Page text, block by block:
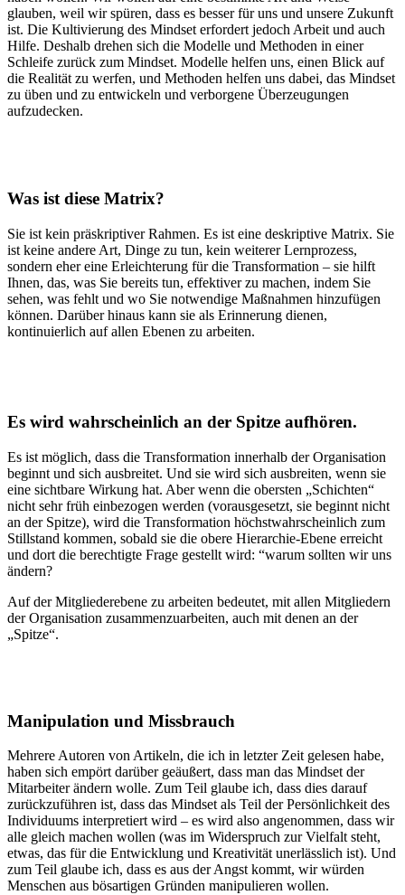
glauben, weil wir spüren, dass es besser für uns und unsere Zukunft
ist. Die Kultivierung des Mindset erfordert jedoch Arbeit und auch
Hilfe. Deshalb drehen sich die Modelle und Methoden in einer
Schleife zurück zum Mindset. Modelle helfen uns, einen Blick auf
die Realität zu werfen, und Methoden helfen uns dabei, das Mindset
zu üben und zu entwickeln und verborgene Überzeugungen
aufzudecken.
Was ist diese Matrix?
Sie ist kein präskriptiver Rahmen. Es ist eine deskriptive Matrix. Sie
ist keine andere Art, Dinge zu tun, kein weiterer Lernprozess,
sondern eher eine Erleichterung für die Transformation – sie hilft
Ihnen, das, was Sie bereits tun, effektiver zu machen, indem Sie
sehen, was fehlt und wo Sie notwendige Maßnahmen hinzufügen
können. Darüber hinaus kann sie als Erinnerung dienen,
kontinuierlich auf allen Ebenen zu arbeiten.
Es wird wahrscheinlich an der Spitze aufhören.
Es ist möglich, dass die Transformation innerhalb der Organisation
beginnt und sich ausbreitet. Und sie wird sich ausbreiten, wenn sie
eine sichtbare Wirkung hat. Aber wenn die obersten „Schichten“
nicht sehr früh einbezogen werden (vorausgesetzt, sie beginnt nicht
an der Spitze), wird die Transformation höchstwahrscheinlich zum
Stillstand kommen, sobald sie die obere Hierarchie-Ebene erreicht
und dort die berechtigte Frage gestellt wird: “warum sollten wir uns
ändern?
Auf der Mitgliederebene zu arbeiten bedeutet, mit allen Mitgliedern
der Organisation zusammenzuarbeiten, auch mit denen an der
„Spitze“.
Manipulation und Missbrauch
Mehrere Autoren von Artikeln, die ich in letzter Zeit gelesen habe,
haben sich empört darüber geäußert, dass man das Mindset der
Mitarbeiter ändern wolle. Zum Teil glaube ich, dass dies darauf
zurückzuführen ist, dass das Mindset als Teil der Persönlichkeit des
Individuums interpretiert wird – es wird also angenommen, dass wir
alle gleich machen wollen (was im Widerspruch zur Vielfalt steht,
etwas, das für die Entwicklung und Kreativität unerlässlich ist). Und
zum Teil glaube ich, dass es aus der Angst kommt, wir würden
Menschen aus bösartigen Gründen manipulieren wollen.